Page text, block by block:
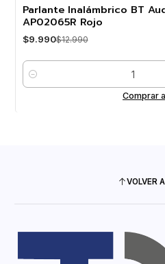
Parlante Inalámbrico BT
AP02065R Rojo
$9.990$12.990
Cantidad
Comprar
VOLVER